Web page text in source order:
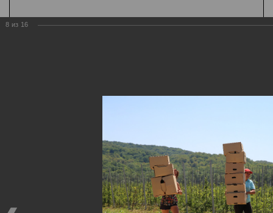
А
Ц Ц Ц
8 из 16